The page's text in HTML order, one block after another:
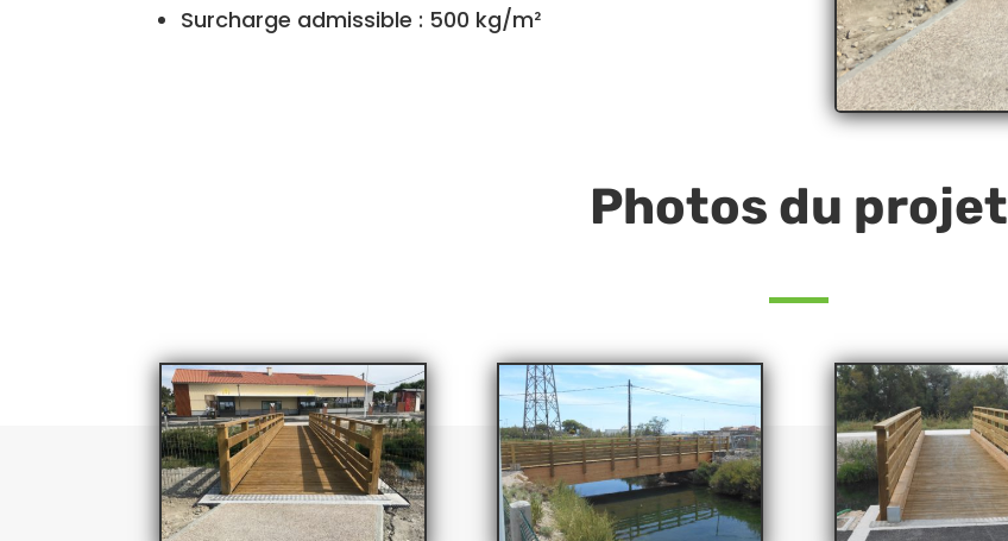
Surcharge admissible : 500 kg/m²
Photos du projet